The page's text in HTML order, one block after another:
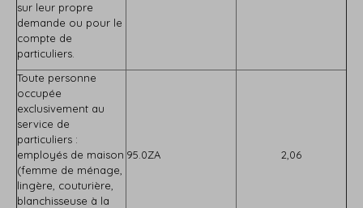
sur leur propre
demande ou pour le
compte de
particuliers.
Toute personne
occupée
exclusivement au
service de
particuliers :
employés de maison
(femme de ménage,
lingère, couturière,
blanchisseuse à la
95.0ZA 2,06